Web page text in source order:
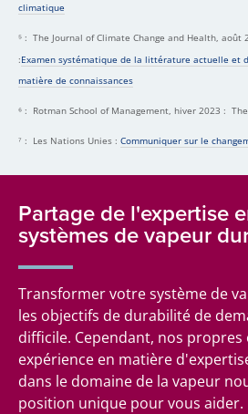
climatique
⁵ : The Journal of Climate Change and Health, août
:Examen systématique de la littérature actuelle et
matière de connaissances
⁶ : Rotman School of Management, hiver 2023 :
⁷ : Les Nations Unies : Communiquer sur le
Partage de l'expertise
systèmes de vapeur
Transformer votre système de
les objectifs de durabilité de
difficile. Cependant, nos
expérience en matière
dans le domaine de la vapeur
position unique pour vous aider.